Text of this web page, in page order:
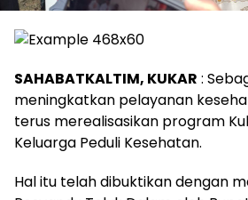
SAHABATKALTIM, KUKAR :
meningkatkan pelayanan
terus merealisasikan program
Keluarga Peduli Kesehatan.
Hal itu telah dibuktikan dengan